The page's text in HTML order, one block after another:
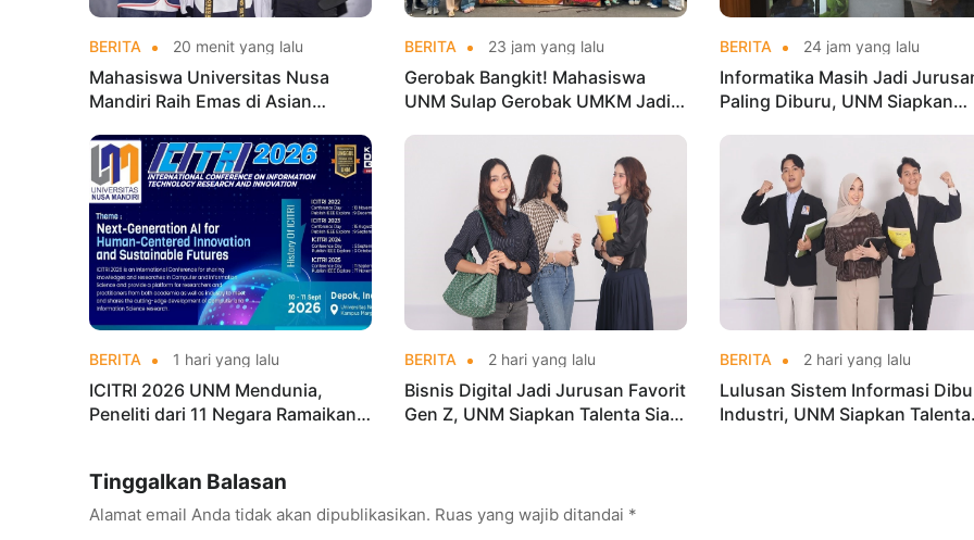
BERITA 20 menit yang lalu
Mahasiswa Universitas Nusa
Mandiri Raih Emas di Asian
Championships 2026
BERITA 23 jam yang lalu
Gerobak Bangkit! Mahasiswa
UNM Sulap Gerobak UMKM Jadi
BERITA 24 jam yang lalu
Informatika Masih Jadi
Paling Diburu, UNM Siapkan
BERITA 1 hari yang lalu
ICITRI 2026 UNM Mendunia,
Peneliti dari 11 Negara Ramaikan
BERITA 2 hari yang lalu
Bisnis Digital Jadi Jurusan Favorit
Gen Z, UNM Siapkan Talenta Siap
BERITA 2 hari yang lalu
Lulusan Sistem Informasi
Industri, UNM Siapkan Talenta
Tinggalkan Balasan
Alamat email Anda tidak akan dipublikasikan. Ruas yang wajib ditandai *